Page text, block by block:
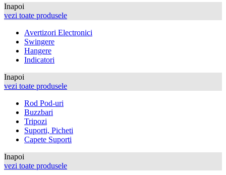
Inapoi
vezi toate produsele
Avertizori Electronici
Swingere
Hangere
Indicatori
Inapoi
vezi toate produsele
Rod Pod-uri
Buzzbari
Tripozi
Suporti, Picheti
Capete Suporti
Inapoi
vezi toate produsele